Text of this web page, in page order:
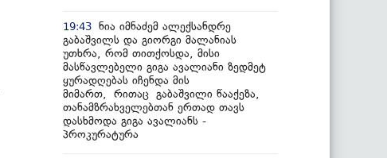
19:43 ნია იმნაძემ ალექსანდრე
გაბაშვილს და გიორგი მალანიას
უთხრა, რომ თითქოსდა, მისი
მასწავლებელი გიგა ავალიანი ზედმეტ
ყურადღებას იჩენდა მის
მიმართ, რითაც გაბაშვილი წააქეზა,
თანამზრახველებთან ერთად თავს
დასხმოდა გიგა ავალიანს -
პროკურატურა